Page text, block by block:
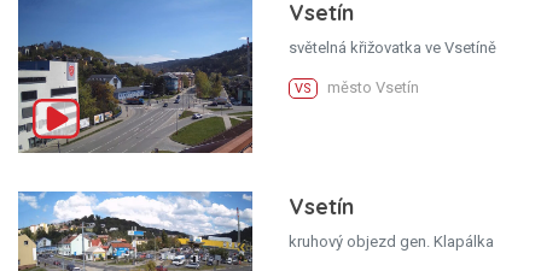
Vsetín
světelná křižovatka ve Vsetíně
VS město Vsetín
Vsetín
kruhový objezd gen. Klapálka